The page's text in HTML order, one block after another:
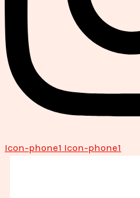
Icon-phone1 Icon-phone1